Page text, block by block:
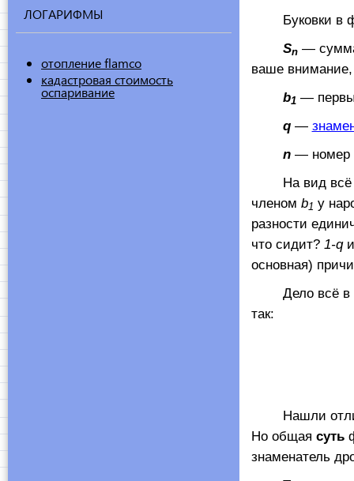
ЛОГАРИФМЫ
отопление flamco
кадастровая стоимость
оспаривание
Буковки в
Sn— сумма
ваше внимание,
b1 —
q—
n— номер
На вид всё
членом b1 у
разности
что сидит? 1-q
основная)
Дело всё в
так:
Нашли
Но общая суть
знаменатель